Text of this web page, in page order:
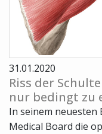
31.01.2020
Riss der
nur bedingt zu
In seinem neuesten
Medical Board die